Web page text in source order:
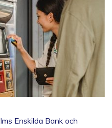
Enskilda Bank och